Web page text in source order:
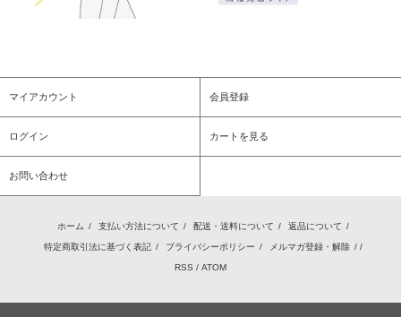
マイアカウント 会員登録
ログイン カートを見る
お問い合わせ
ホーム / 支払い方法について / 配送・送料について / 返品について /
特定商取引法に基づく表記 / プライバシーポリシー / メルマガ登録・解除 / /
RSS / ATOM